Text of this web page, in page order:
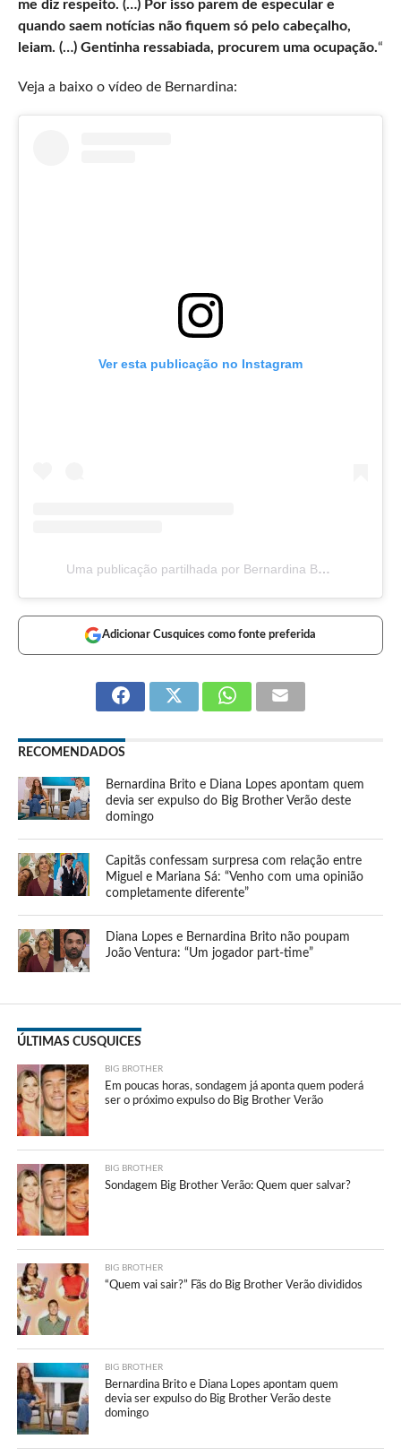
me diz respeito. (…) Por isso parem de especular e
quando saem notícias não fiquem só pelo cabeçalho,
leiam. (…) Gentinha ressabiada, procurem uma ocupação.“
Veja a baixo o vídeo de Bernardina:
Ver esta publicação no Instagram
Uma publicação partilhada por Bernardina Brito (@bernardina_brito_oficial)
Adicionar Cusquices como fonte preferida
RECOMENDADOS
Bernardina Brito e Diana Lopes apontam quem
devia ser expulso do Big Brother Verão deste
domingo
Capitãs confessam surpresa com relação entre
Miguel e Mariana Sá: “Venho com uma opinião
completamente diferente”
Diana Lopes e Bernardina Brito não poupam
João Ventura: “Um jogador part-time”
ÚLTIMAS CUSQUICES
BIG BROTHER
Em poucas horas, sondagem já aponta quem poderá
ser o próximo expulso do Big Brother Verão
BIG BROTHER
Sondagem Big Brother Verão: Quem quer salvar?
BIG BROTHER
“Quem vai sair?” Fãs do Big Brother Verão divididos
BIG BROTHER
Bernardina Brito e Diana Lopes apontam quem
devia ser expulso do Big Brother Verão deste
domingo